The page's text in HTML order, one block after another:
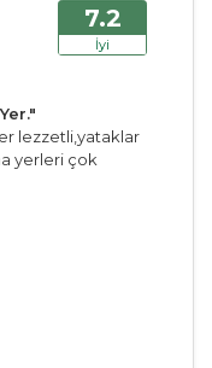
7.2
İyi
lezzetli,yataklar
yerleri çok